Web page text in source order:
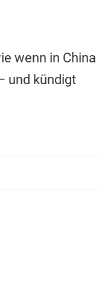
wenn in China
und kündigt